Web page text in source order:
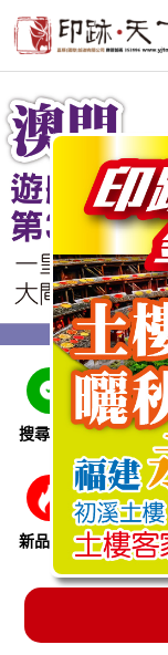
搜尋線路 跨省巴
新品推介 季節限